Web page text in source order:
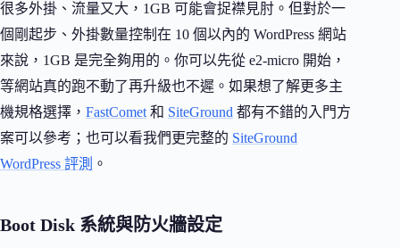
很多外掛、流量又大，1GB 可能會捉襟見肘。但對於一
個剛起步、外掛數量控制在 10 個以內的 WordPress 網站
來說，1GB 是完全夠用的。你可以先從 e2-micro 開始，
等網站真的跑不動了再升級也不遲。如果想了解更多主
機規格選擇， FastComet 和 SiteGround 都有不錯的入門方
案可以參考；也可以看我們更完整的 SiteGround
WordPress 評測 。
Boot Disk 系統與防火牆設定